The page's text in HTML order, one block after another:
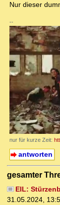
Nur dieser
--
nur für kurze Zeit:
antworten
gesamter
EIL:
31.05.2024,